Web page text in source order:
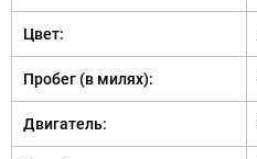
Цвет:
Пробег (в милях):
Двигатель: